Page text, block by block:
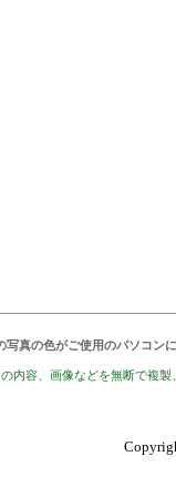
写真の色がご使用のパソコン
内容、画像などを無断で複